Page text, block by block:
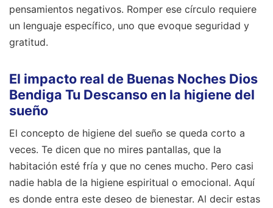
pensamientos negativos. Romper ese círculo requiere
un lenguaje específico, uno que evoque seguridad y
gratitud.
El impacto real de Buenas Noches Dios
Bendiga Tu Descanso en la higiene del
sueño
El concepto de higiene del sueño se queda corto a
veces. Te dicen que no mires pantallas, que la
habitación esté fría y que no cenes mucho. Pero casi
nadie habla de la higiene espiritual o emocional. Aquí
es donde entra este deseo de bienestar. Al decir estas